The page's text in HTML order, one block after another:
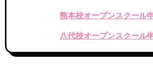
熊本校オープンスクール
八代校オープンスクール